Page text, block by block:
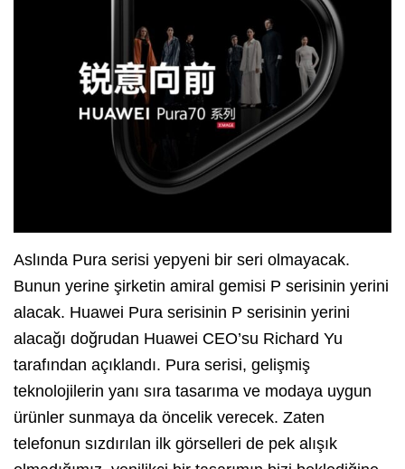
Aslında Pura serisi yepyeni bir seri olmayacak.
Bunun yerine şirketin amiral gemisi P serisinin yerini
alacak. Huawei Pura serisinin P serisinin yerini
alacağı doğrudan Huawei CEO’su Richard Yu
tarafından açıklandı. Pura serisi, gelişmiş
teknolojilerin yanı sıra tasarıma ve modaya uygun
ürünler sunmaya da öncelik verecek. Zaten
telefonun sızdırılan ilk görselleri de pek alışık